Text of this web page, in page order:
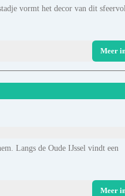
vormt het decor van dit
Meer
Langs de Oude IJssel vindt een
Meer